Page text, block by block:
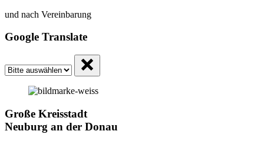
und nach Vereinbarung
Google Translate
Große Kreisstadt
Neuburg an der Donau